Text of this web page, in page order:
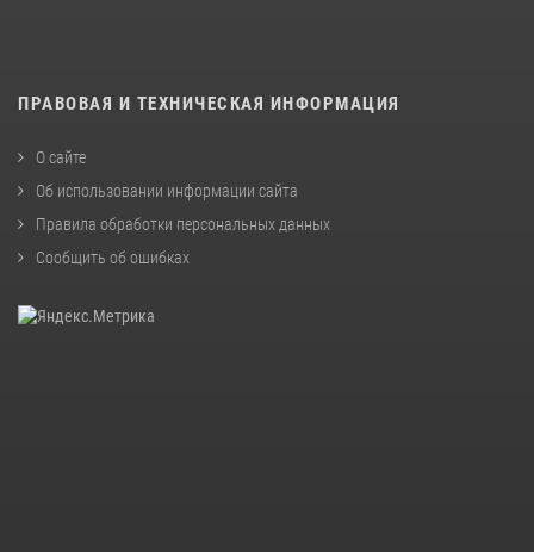
ПРАВОВАЯ И ТЕХНИЧЕСКАЯ ИНФОРМАЦИЯ
О сайте
Об использовании информации сайта
Правила обработки персональных данных
Сообщить об ошибках